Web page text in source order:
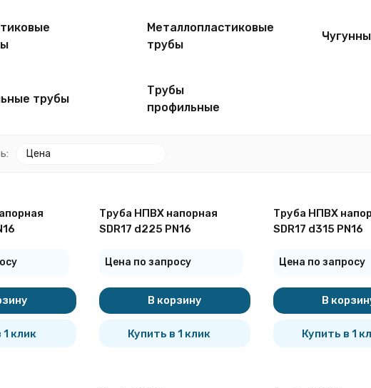
Металлопластиковые
трубы
трубы
Трубы
профильные
Цена
покупателей
1 клик
Труба НПВХ напорная
SDR17 d225 PN16
Цена по запросу
В корзину
Купить в 1 клик
Труба НПВХ
SDR17 d315 PN16
Цена по запросу
В
Купить в 1